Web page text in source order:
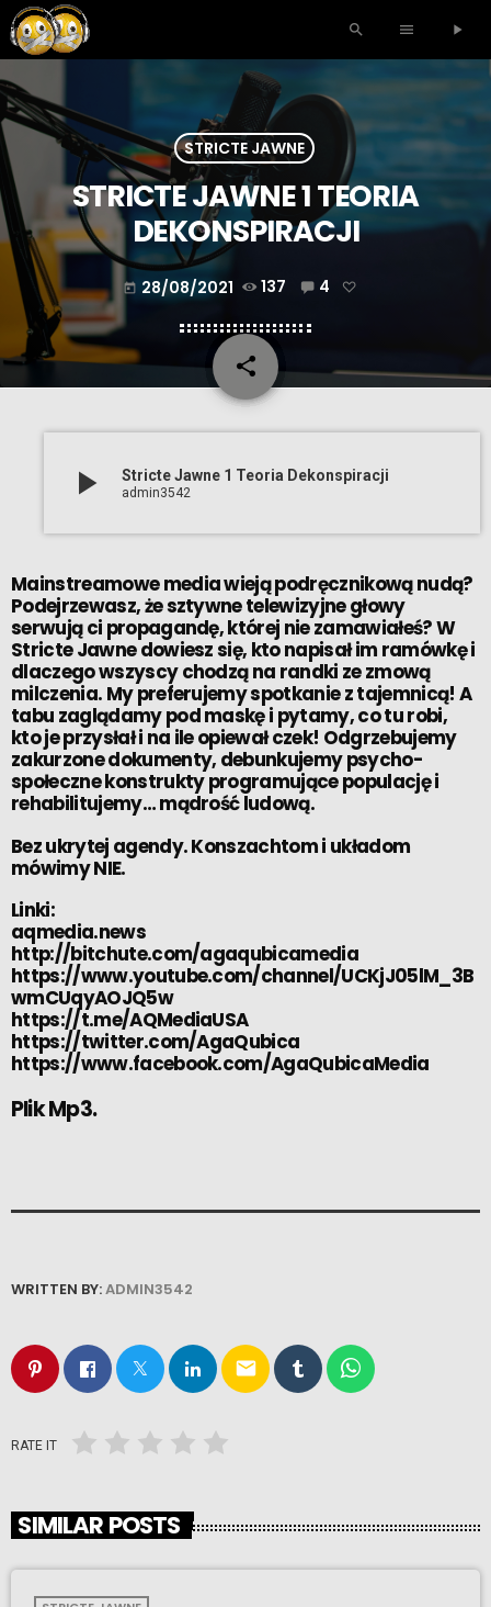
search menu play_arrow
STRICTE JAWNE
STRICTE JAWNE 1 TEORIA
DEKONSPIRACJI
today 28/08/2021 137 4
share
email
play_arrow Stricte Jawne 1 Teoria Dekonspiracji
admin3542
Mainstreamowe media wieją podręcznikową nudą?
Podejrzewasz, że sztywne telewizyjne głowy
serwują ci propagandę, której nie zamawiałeś? W
Stricte Jawne dowiesz się, kto napisał im ramówkę i
dlaczego wszyscy chodzą na randki ze zmową
milczenia. My preferujemy spotkanie z tajemnicą! A
tabu zaglądamy pod maskę i pytamy, co tu robi,
kto je przysłał i na ile opiewał czek! Odgrzebujemy
zakurzone dokumenty, debunkujemy psycho-
społeczne konstrukty programujące populację i
rehabilitujemy… mądrość ludową.
Bez ukrytej agendy. Konszachtom i układom
mówimy NIE.
Linki:
aqmedia.news
http://bitchute.com/agaqubicamedia
https://www.youtube.com/channel/UCKjJ05lM_3B
wmCUqyAOJQ5w
https://t.me/AQMediaUSA
https://twitter.com/AgaQubica
https://www.facebook.com/AgaQubicaMedia
Plik Mp3.
WRITTEN BY:ADMIN3542
email
RATE IT
SIMILAR POSTS